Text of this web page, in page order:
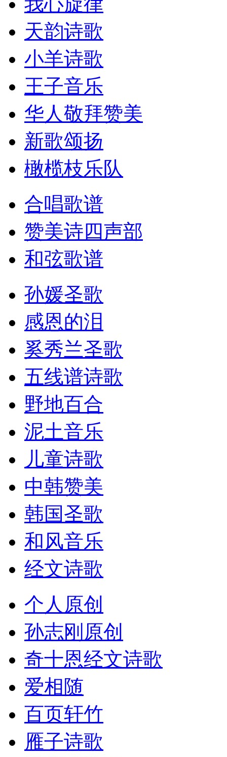
天韵诗歌
小羊诗歌
王子音乐
华人敬拜赞美
新歌颂扬
橄榄枝乐队
合唱歌谱
赞美诗四声部
和弦歌谱
孙媛圣歌
感恩的泪
奚秀兰圣歌
五线谱诗歌
野地百合
泥土音乐
儿童诗歌
中韩赞美
韩国圣歌
和风音乐
经文诗歌
个人原创
孙志刚原创
奇十恩经文诗歌
爱相随
百页轩竹
雁子诗歌